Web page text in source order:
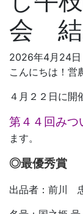
会 結
2026年4月24日
こんにちは！営
４月２２日に開
第４４回みつ
ます。
◎最優秀賞
出品者：前川